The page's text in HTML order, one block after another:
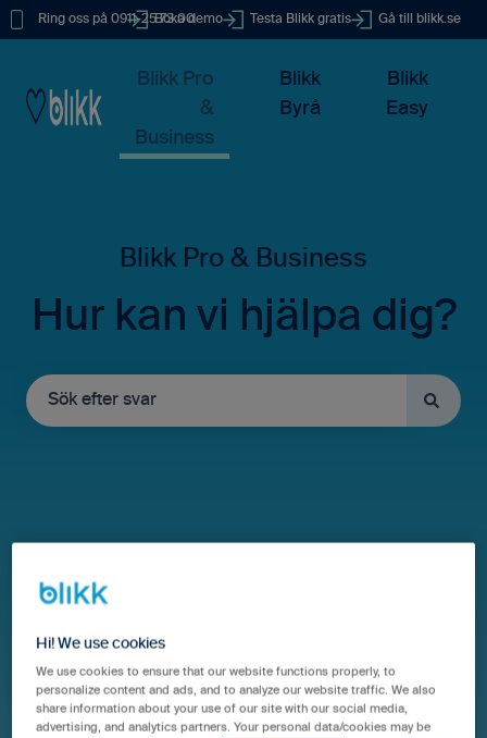
Ring oss på 0911-25 73 00
Boka demo Testa Blikk gratis Gå till blikk.se
Blikk Pro
&
Business
Blikk
Byrå
Blikk
Easy
Hur kan vi hjälpa dig?
Blikk
Hi! We use cookies
We use cookies to ensure that our website functions properly, to
personalize content and ads, and to analyze our website traffic. We also
share information about your use of our site with our social media,
advertising, and analytics partners. Your personal data/cookies may be